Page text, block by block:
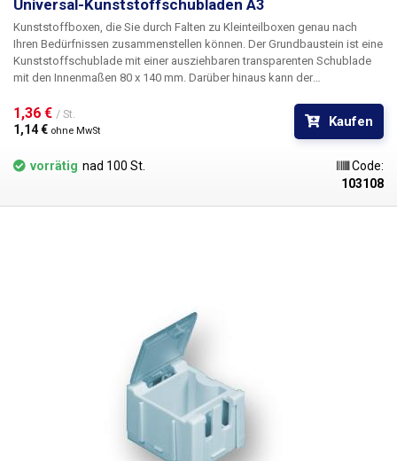
Universal-Kunststoffschubladen A3
Kunststoffboxen, die Sie durch Falten zu Kleinteilboxen genau nach
Ihren Bedürfnissen zusammenstellen können. Der Grundbaustein ist eine
Kunststoffschublade mit einer ausziehbaren transparenten Schublade
mit den Innenmaßen 80 x 140 mm. Darüber hinaus kann der
werden; zwei Trennwände sind in jeder Schublade Standard. An der
Vorderseite der Schublade befinden sich Führungen zum Einlegen des
Schubladenarrays" betragen 99(B) x 160(T) mm und er wird mit seinen
1,36 € / St.
1,14 € ohne MwSt
Kaufen
vorrätig nad 100 St.
Code:
103108